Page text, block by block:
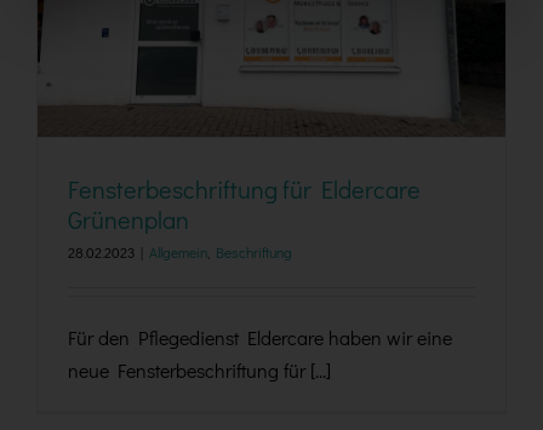
Fensterbeschriftung für Eldercare Grünenplan
Fensterbeschriftung für Eldercare
Grünenplan
28.02.2023 Allgemein Beschriftung
Für den Pflegedienst Eldercare haben wir eine
neue Fensterbeschriftung für [...]